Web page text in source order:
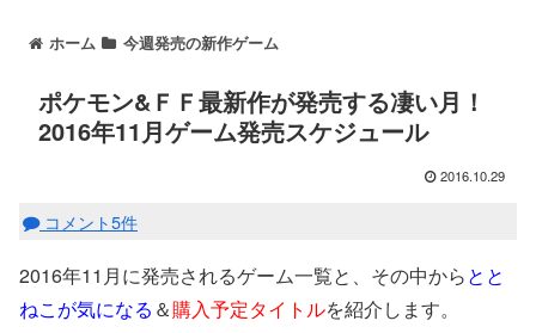
ホーム 今週発売の新作ゲーム
ポケモン&ＦＦ最新作が発売する凄い月！
2016年11月ゲーム発売スケジュール
2016.10.29
コメント5件
2016年11月に発売されるゲーム一覧と、その中からとと
ねこが気になる ＆購入予定タイトルを紹介します。